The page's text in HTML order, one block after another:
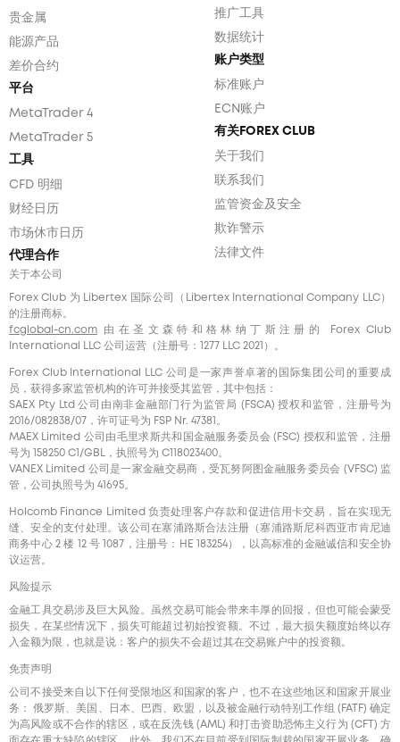
贵金属
能源产品
差价合约
平台
MetaTrader 4
MetaTrader 5
工具
CFD 明细
财经日历
市场休市日历
代理合作
推广工具
数据统计
账户类型
标准账户
ECN账户
有关FOREX CLUB
关于我们
联系我们
监管资金及安全
欺诈警示
法律文件
关于本公司
Forex Club 为 Libertex 国际公司（Libertex International Company LLC）
的注册商标。
fcglobal-cn.com 由在圣文森特和格林纳丁斯注册的 Forex Club
International LLC 公司运营（注册号：1277 LLC 2021）。
Forex Club International LLC 公司是一家声誉卓著的国际集团公司的重要成
员，获得多家监管机构的许可并接受其监管，其中包括：
SAEX Pty Ltd 公司由南非金融部门行为监管局 (FSCA) 授权和监管，注册号为
2016/082838/07，许可证号为 FSP Nr. 47381。
MAEX Limited 公司由毛里求斯共和国金融服务委员会 (FSC) 授权和监管，注册
号为 158250 C1/GBL，执照号为 С118023400。
VANEX Limited 公司是一家金融交易商，受瓦努阿图金融服务委员会 (VFSC) 监
管，公司执照号为 41695。
Holcomb Finance Limited 负责处理客户存款和促进信用卡交易，旨在实现无
缝、安全的支付处理。该公司在塞浦路斯合法注册（塞浦路斯尼科西亚市肯尼迪
商务中心 2 楼 12 号 1087，注册号：HE 183254），以高标准的金融诚信和安全协
议运营。
风险提示
金融工具交易涉及巨大风险。虽然交易可能会带来丰厚的回报，但也可能会蒙受
损失，在某些情况下，损失可能超过初始投资额。不过，最大损失额度始终以存
入金额为限，也就是说：客户的损失不会超过其在交易账户中的投资额。
免责声明
公司不接受来自以下任何受限地区和国家的客户，也不在这些地区和国家开展业
务： 俄罗斯、美国、日本、巴西、欧盟，以及被金融行动特别工作组 (FATF) 确定
为高风险或不合作的辖区，或在反洗钱 (AML) 和打击资助恐怖主义行为 (CFT) 方